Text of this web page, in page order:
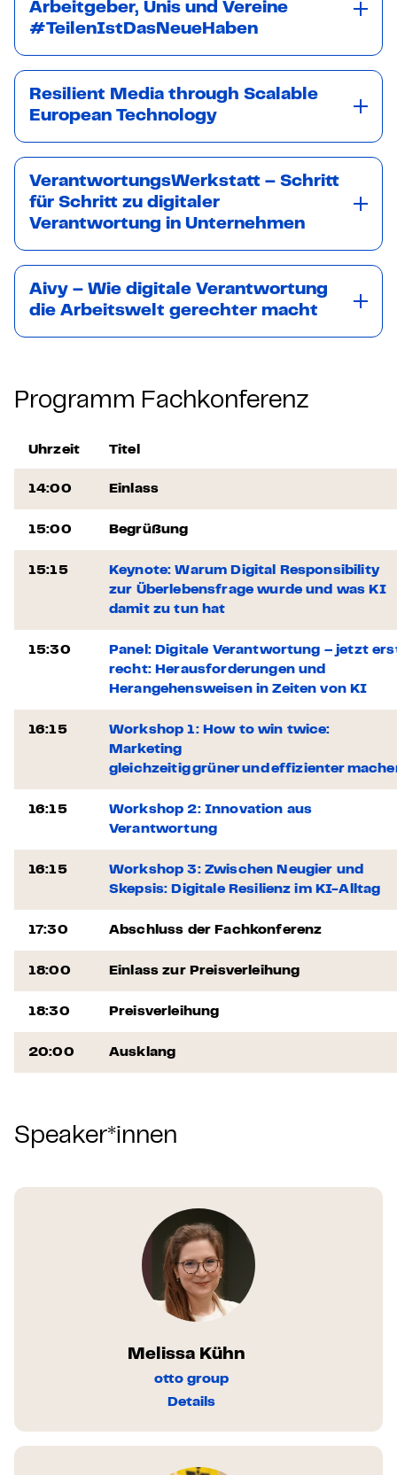
Arbeitgeber, Unis und Vereine
#TeilenIstDasNeueHaben
Resilient Media through Scalable
European Technology
VerantwortungsWerkstatt – Schritt
für Schritt zu digitaler
Verantwortung in Unternehmen
Aivy – Wie digitale Verantwortung
die Arbeitswelt gerechter macht
Programm Fachkonferenz
Uhrzeit Titel
14:00 Einlass
15:00 Begrüßung
15:15
Keynote: Warum Digital Responsibility
zur Überlebensfrage wurde und was KI
damit zu tun hat
15:30
Panel: Digitale Verantwortung – jetzt
recht: Herausforderungen und
Herangehensweisen in Zeiten von KI
16:15
Workshop 1: How to win twice:
Marketing
gleichzeitig grüner und effizienter
16:15
Workshop 2: Innovation aus
Verantwortung
16:15
Workshop 3: Zwischen Neugier und
Skepsis: Digitale Resilienz im KI-Alltag
17:30 Abschluss der Fachkonferenz
18:00 Einlass zur Preisverleihung
18:30 Preisverleihung
20:00 Ausklang
Speaker*innen
Melissa Kühn
otto group
Details